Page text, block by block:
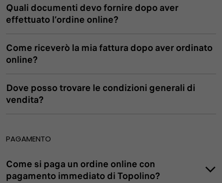
Quali documenti devo fornire dopo aver
effettuato l’ordine online?
Come riceverò la mia fattura dopo aver ordinato
online?
Dove posso trovare le condizioni generali di
vendita?
PAGAMENTO
Come si paga un ordine online con
pagamento immediato di Topolino?